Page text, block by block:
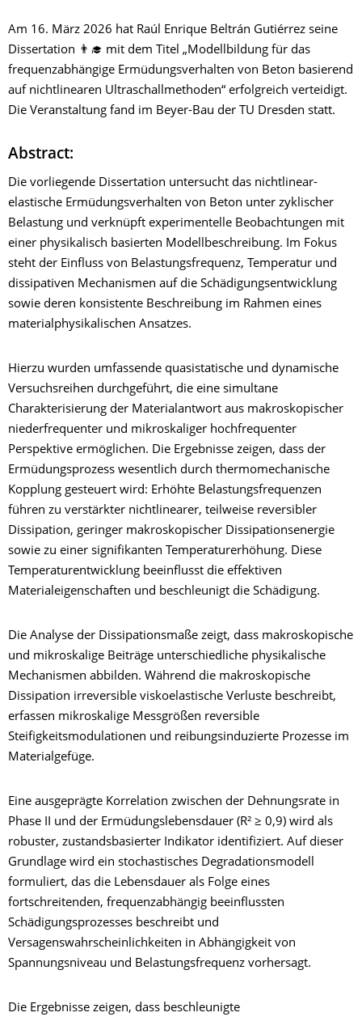
Am 16. März 2026 hat Raúl Enrique Beltrán Gutiérrez seine
Dissertation 👨‍🎓 mit dem Titel „Modellbildung für das
frequenzabhängige Ermüdungsverhalten von Beton basierend
auf nichtlinearen Ultraschallmethoden“ erfolgreich verteidigt.
Die Veranstaltung fand im Beyer-Bau der TU Dresden statt.
Abstract:
Die vorliegende Dissertation untersucht das nichtlinear-
elastische Ermüdungsverhalten von Beton unter zyklischer
Belastung und verknüpft experimentelle Beobachtungen mit
einer physikalisch basierten Modellbeschreibung. Im Fokus
steht der Einfluss von Belastungsfrequenz, Temperatur und
dissipativen Mechanismen auf die Schädigungsentwicklung
sowie deren konsistente Beschreibung im Rahmen eines
materialphysikalischen Ansatzes.
Hierzu wurden umfassende quasistatische und dynamische
Versuchsreihen durchgeführt, die eine simultane
Charakterisierung der Materialantwort aus makroskopischer
niederfrequenter und mikroskaliger hochfrequenter
Perspektive ermöglichen. Die Ergebnisse zeigen, dass der
Ermüdungsprozess wesentlich durch thermomechanische
Kopplung gesteuert wird: Erhöhte Belastungsfrequenzen
führen zu verstärkter nichtlinearer, teilweise reversibler
Dissipation, geringer makroskopischer Dissipationsenergie
sowie zu einer signifikanten Temperaturerhöhung. Diese
Temperaturentwicklung beeinflusst die effektiven
Materialeigenschaften und beschleunigt die Schädigung.
Die Analyse der Dissipationsmaße zeigt, dass makroskopische
und mikroskalige Beiträge unterschiedliche physikalische
Mechanismen abbilden. Während die makroskopische
Dissipation irreversible viskoelastische Verluste beschreibt,
erfassen mikroskalige Messgrößen reversible
Steifigkeitsmodulationen und reibungsinduzierte Prozesse im
Materialgefüge.
Eine ausgeprägte Korrelation zwischen der Dehnungsrate in
Phase II und der Ermüdungslebensdauer (R² ≥ 0,9) wird als
robuster, zustandsbasierter Indikator identifiziert. Auf dieser
Grundlage wird ein stochastisches Degradationsmodell
formuliert, das die Lebensdauer als Folge eines
fortschreitenden, frequenzabhängig beeinflussten
Schädigungsprozesses beschreibt und
Versagenswahrscheinlichkeiten in Abhängigkeit von
Spannungsniveau und Belastungsfrequenz vorhersagt.
Die Ergebnisse zeigen, dass beschleunigte